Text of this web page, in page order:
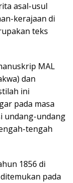
asal-usul
kerajaan di
teks
MAL
dan
ini
pada masa
undang-undang
tengah
1856 di
pada